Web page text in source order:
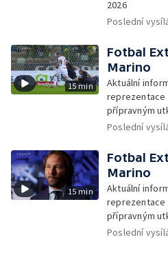
2026
Poslední
15 min
Fotbal
Marino
Aktuální
reprezentace
přípravným
Poslední
15 min
Fotbal
Marino
Aktuální
reprezentace
přípravným
Poslední